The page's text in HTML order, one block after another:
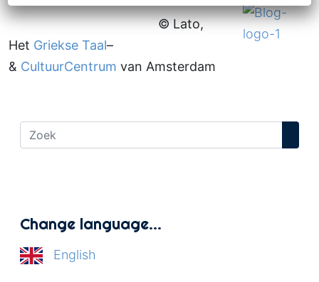
Change language…
English
© Lato,
Het Griekse Taal–
& CultuurCentrum van Amsterdam